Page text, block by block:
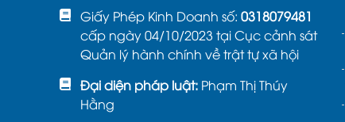
Giấy Phép Kinh Doanh số: 0318079481
cấp ngày 04/10/2023 tại Cục cảnh sát
Quản lý hành chính về trật tự xã hội
Đại diện pháp luật: Phạm Thị Thúy
Hằng